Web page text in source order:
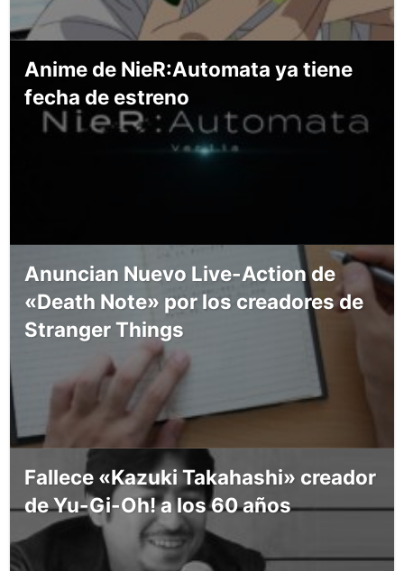
Anime de NieR:Automata ya tiene
fecha de estreno
Anuncian Nuevo Live-Action de
«Death Note» por los creadores de
Stranger Things
Fallece «Kazuki Takahashi» creador
de Yu-Gi-Oh! a los 60 años